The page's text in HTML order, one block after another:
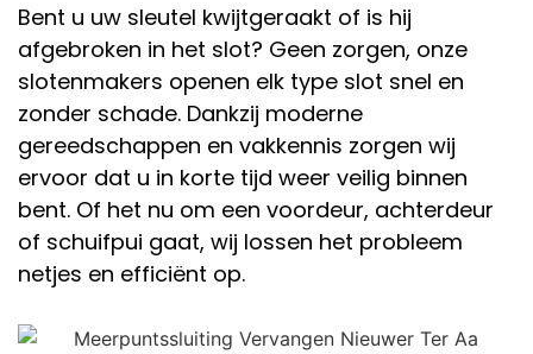
Bent u uw sleutel kwijtgeraakt of is hij
afgebroken in het slot? Geen zorgen, onze
slotenmakers openen elk type slot snel en
zonder schade. Dankzij moderne
gereedschappen en vakkennis zorgen wij
ervoor dat u in korte tijd weer veilig binnen
bent. Of het nu om een voordeur, achterdeur
of schuifpui gaat, wij lossen het probleem
netjes en efficiënt op.